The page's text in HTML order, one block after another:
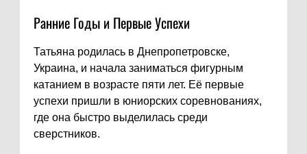
Ранние Годы и Первые Успехи
Татьяна родилась в Днепропетровске,
Украина, и начала заниматься фигурным
катанием в возрасте пяти лет. Её первые
успехи пришли в юниорских соревнованиях,
где она быстро выделилась среди
сверстников.